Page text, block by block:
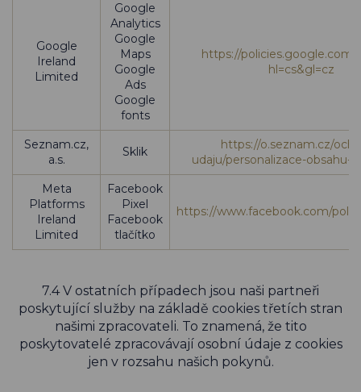
Google
Ireland
Limited
Google
Analytics
Google
Maps
Google
Ads
Google
fonts
https://policies.google.com/
hl=cs&gl=cz
Seznam.cz,
a.s.
Sklik
https://o.seznam.cz/
udaju/personalizace-obsahu-
Meta
Platforms
Ireland
Limited
Facebook
Pixel
Facebook
tlačítko
https://www.facebook.com/
7.4 V ostatních případech jsou naši partneři
poskytující služby na základě cookies třetích stran
našimi zpracovateli. To znamená, že tito
poskytovatelé zpracovávají osobní údaje z cookies
jen v rozsahu našich pokynů.